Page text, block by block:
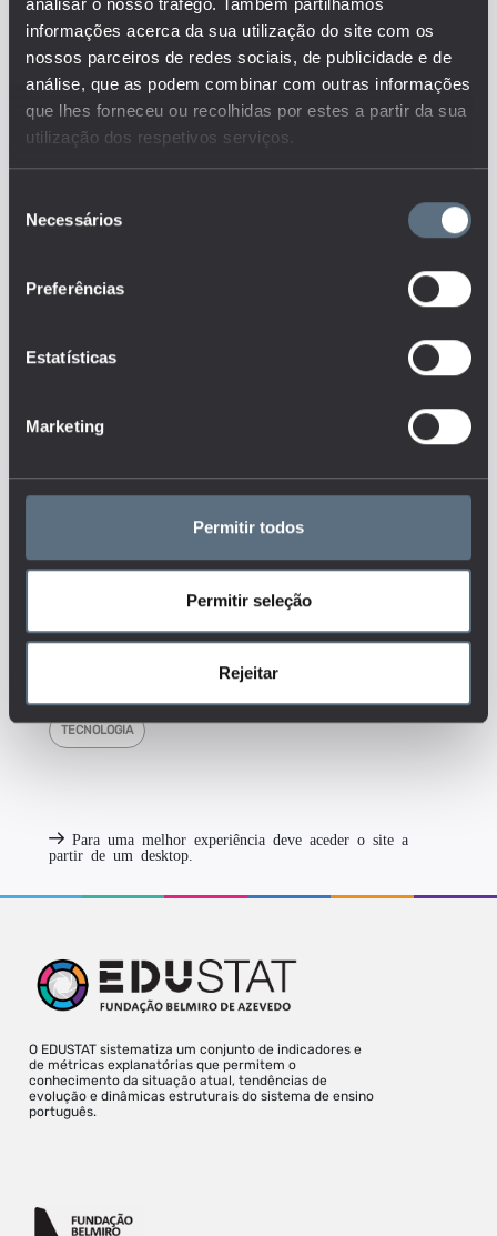
informações acerca da sua utilização do site com os
nossos parceiros de redes sociais, de publicidade e de
análise, que as podem combinar com outras informações
que lhes forneceu ou recolhidas por estes a partir da sua
utilização dos respetivos serviços.
Necessários
Preferências
Estatísticas
Marketing
Permitir todos
Permitir seleção
Rejeitar
em TCI; 2) Empresas que garantem
formação aos especialistas em TCI/TI
para o desenvolvimento das suas
competências; 3) Empresas que
garantem formação a outro pessoal
empregue para o desenvolvimento das
dimensão da empresa (número de
49 (pequenas empresas); 10-249 (PME);
conjunto que responde às questões:
(indústrias de alta tecnologia e serviços
intensivos em conhecimento, especialistas
importância?
ENSINO SECUNDÁRIO ENSINO SUPERIOR FORMAÇÃO
INVESTIGAÇÃO, CIÊNCIA E TECNOLOGIA
TECNOLOGIA
Para uma melhor experiência deve aceder o site a
partir de um desktop.
O EDUSTAT sistematiza um conjunto de indicadores e
de métricas explanatórias que permitem o
conhecimento da situação atual, tendências de
evolução e dinâmicas estruturais do sistema de ensino
português.